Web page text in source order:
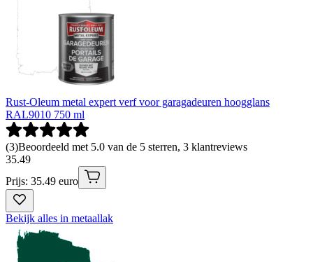
Rust-Oleum metal expert verf voor garagadeuren hoogglans
RAL9010 750 ml
(3)Beoordeeld met 5.0 van de 5 sterren, 3 klantreviews
35.49
Prijs: 35.49 euro
Bekijk alles in metaallak